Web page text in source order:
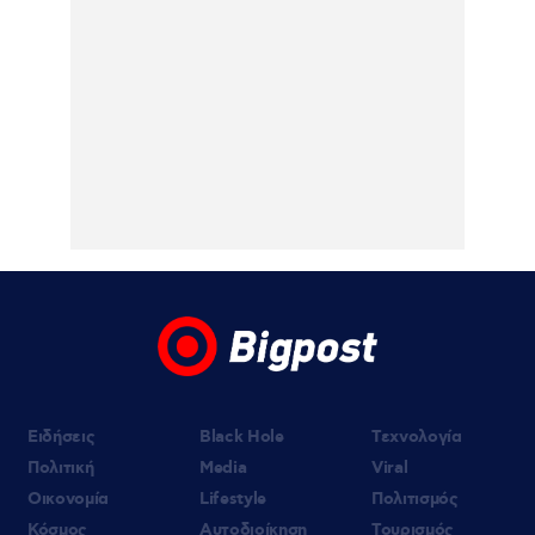
Ειδήσεις
Πολιτική
Οικονομία
Κόσμος
Black Hole
Media
Lifestyle
Αυτοδιοίκηση
Τεχνολογία
Viral
Πολιτισμός
Τουρισμός